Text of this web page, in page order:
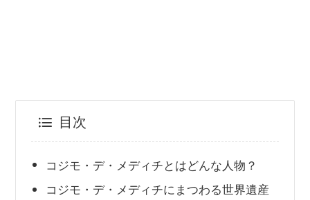
目次
コジモ・デ・メディチとはどんな人物？
コジモ・デ・メディチにまつわる世界遺産